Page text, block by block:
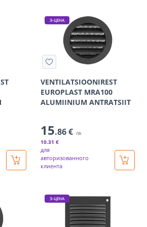
Э-ЦЕНА
VENTILATSIOONIREST
EUROPLAST MRA100
ALUMIINIUM ANTRATSIIT
15.86 € /tk
10.31 €
для
авторизованного
клиента
Э-ЦЕНА